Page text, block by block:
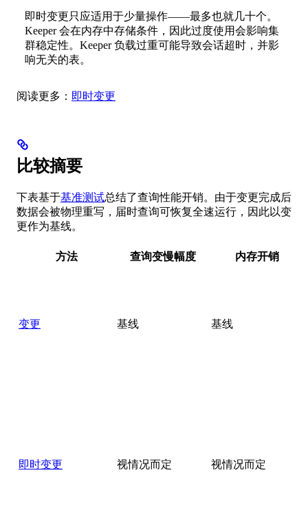
即时变更只应适用于少量操作——最多也就几十个。
Keeper 会在内存中存储条件，因此过度使用会影响集
群稳定性。Keeper 负载过重可能导致会话超时，并影
响无关的表。
阅读更多： 即时变更
比较摘要
下表基于基准测试总结了查询性能开销。由于变更完成后
数据会被物理重写，届时查询可恢复全速运行，因此以变
更作为基线。
方法 查询变慢幅度 内存开销
变更 基线 基线
即时变更 视情况而定 视情况而定